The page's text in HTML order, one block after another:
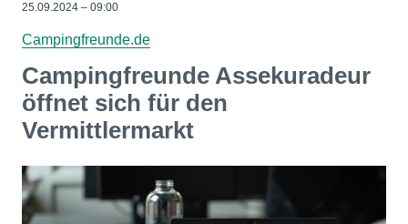
25.09.2024 – 09:00
Campingfreunde.de
Campingfreunde Assekuradeur
öffnet sich für den
Vermittlermarkt